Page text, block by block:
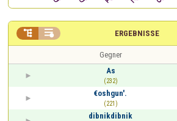
ERGEBNISSE
 
Gegner
As
(232)
€oshgun'.
(221)
dibnikdibnik